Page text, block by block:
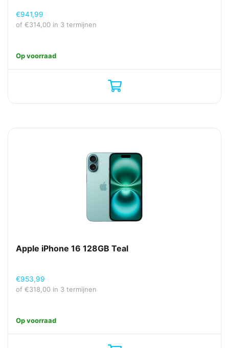
€941,99
of €314,00 in 3 termijnen
Op voorraad
Apple iPhone 16 128GB Teal
€953,99
of €318,00 in 3 termijnen
Op voorraad